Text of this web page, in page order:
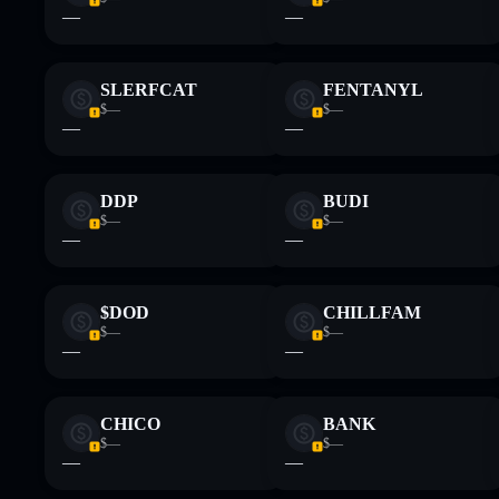
— —
SLERFCAT
$—
—
FENTANYL
$—
—
DDP
$—
—
BUDI
$—
—
$DOD
$—
—
CHILLFAM
$—
—
CHICO
$—
—
BANK
$—
—